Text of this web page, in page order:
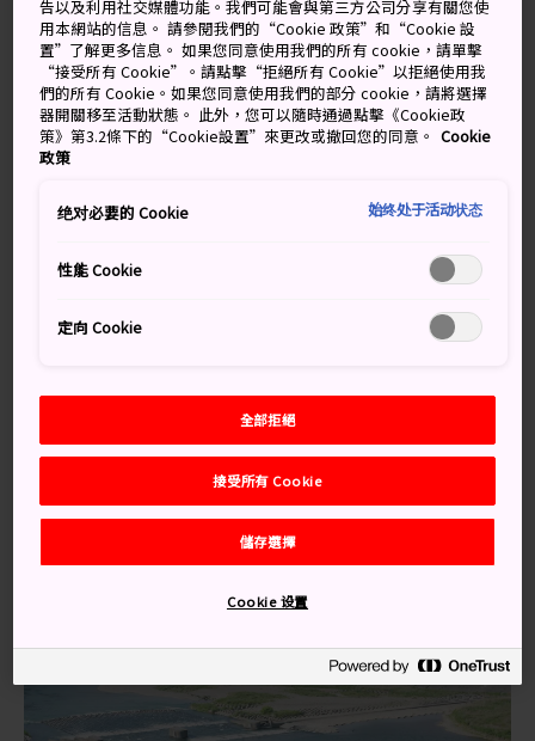
在臥龍山莊品抹茶
觀看漁夫用鸕鷀捕魚的無比技藝
漫步於安靜的街道，欣賞傳統建築
交通方式
從松山市出發，乘電車很快就能抵達大洲市，一天之內即
可逛遍城內的主要名勝。
40 分鐘。到站後步行 20-30 分鐘，即可抵達大洲市內主要
名勝。該站與大洲城
之間有一班巴士，每小時兩班，到
大洲城約五分鐘。
告以及利用社交媒體功能。我們可能會與第三方公司分享有關您使
用本網站的信息。 請參閱我們的“Cookie 政策”和“Cookie 設
置”了解更多信息。 如果您同意使用我們的所有 cookie，請單擊
“接受所有 Cookie”。請點擊“拒絕所有 Cookie”以拒絕使用我
們的所有 Cookie。如果您同意使用我們的部分 cookie，請將選擇
器開關移至活動狀態。 此外，您可以隨時通過點擊《Cookie政
策》第3.2條下的“Cookie設置”來更改或撤回您的同意。 Cookie
政策
绝对必要的 Cookie 始终处于活动状态
性能 Cookie
定向 Cookie
全部拒絕
接受所有 Cookie
儲存選擇
Cookie 设置